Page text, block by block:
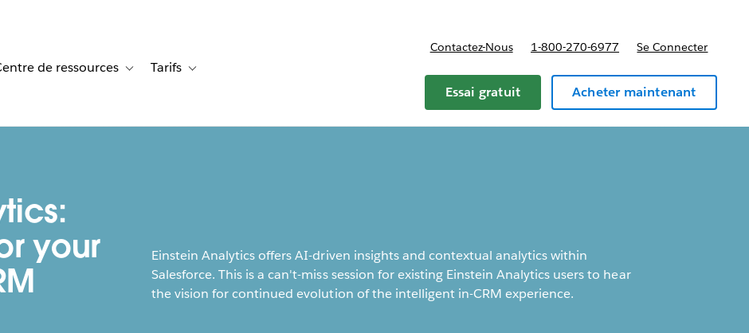
Études de cas
sub-navigation for Solutions
de ressources Toggle sub-navigation for Centre de ressources
Tarifs Toggle sub-navigation for Tarifs
Contactez-Nous 1-800-270-6977 Se Connecter
Essai gratuit Acheter maintenant
your
Einstein Analytics offers AI-driven insights and contextual analytics within
Salesforce. This is a can't-miss session for existing Einstein Analytics users to hear
the vision for continued evolution of the intelligent in-CRM experience.